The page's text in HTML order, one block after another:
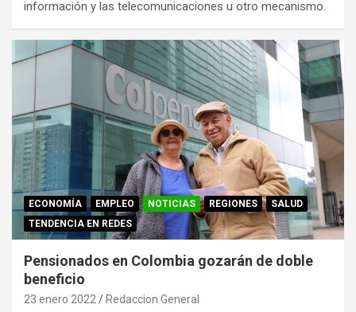
información y las telecomunicaciones u otro mecanismo.
ECONOMÍA EMPLEO NOTICIAS REGIONES
SALUD
TENDENCIA EN REDES
Pensionados en Colombia gozarán de doble
beneficio
23 enero 2022 Redaccion General